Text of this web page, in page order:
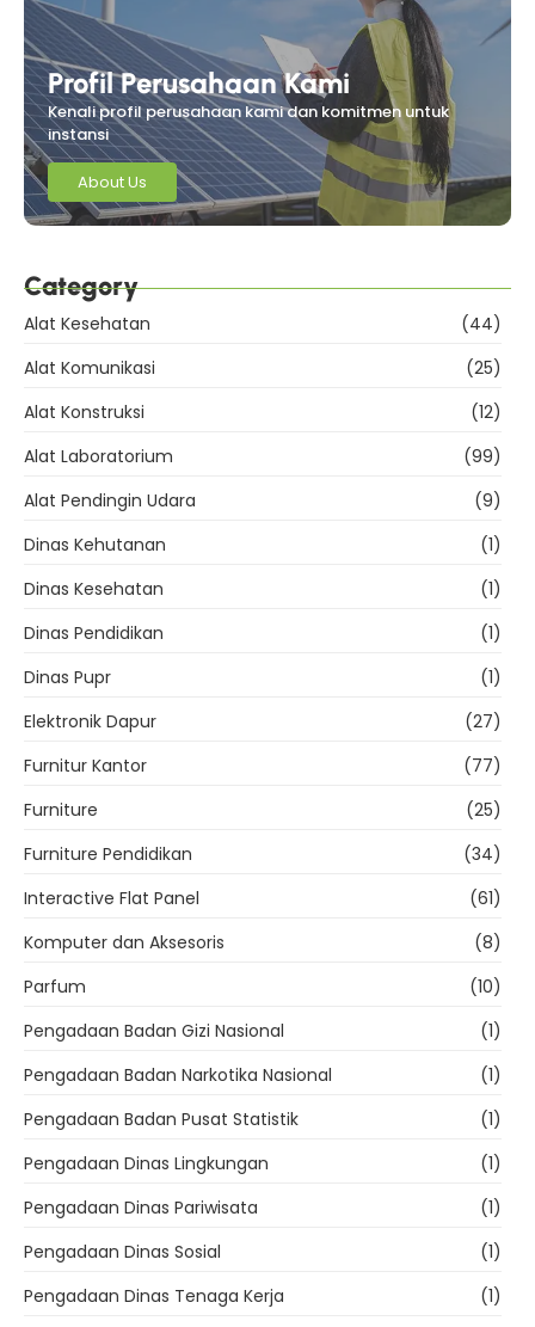
Profil Perusahaan Kami
Kenali profil perusahaan kami dan komitmen untuk
instansi
About Us
Category
Alat Kesehatan
(44)
Alat Komunikasi
(25)
Alat Konstruksi
(12)
Alat Laboratorium
(99)
Alat Pendingin Udara
(9)
Dinas Kehutanan
(1)
Dinas Kesehatan
(1)
Dinas Pendidikan
(1)
Dinas Pupr
(1)
Elektronik Dapur
(27)
Furnitur Kantor
(77)
Furniture
(25)
Furniture Pendidikan
(34)
Interactive Flat Panel
(61)
Komputer dan Aksesoris
(8)
Parfum
(10)
Pengadaan Badan Gizi Nasional
(1)
Pengadaan Badan Narkotika Nasional
(1)
Pengadaan Badan Pusat Statistik
(1)
Pengadaan Dinas Lingkungan
(1)
Pengadaan Dinas Pariwisata
(1)
Pengadaan Dinas Sosial
(1)
Pengadaan Dinas Tenaga Kerja
(1)